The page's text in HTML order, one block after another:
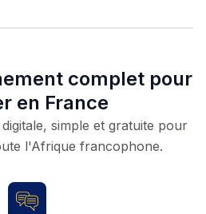
complet pour
en France
simple et gratuite pour
l'Afrique francophone.